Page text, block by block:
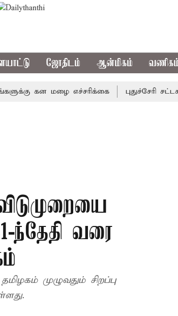
ஜோதிடம் ஆன்மிகம்
கன மழை எச்சரிக்கை புதுச்சேரி
ந்தேதி வரை
முழுவதும் சிறப்பு